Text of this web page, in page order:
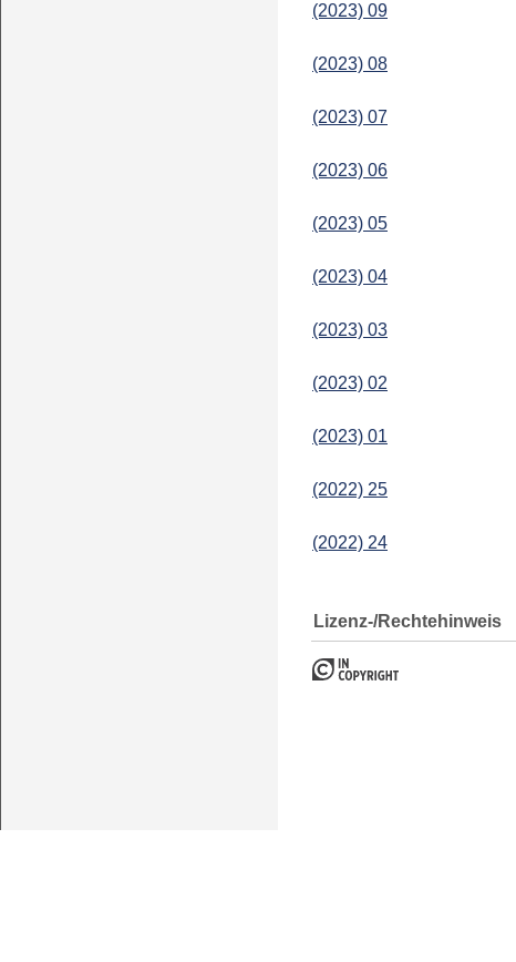
(2023) 09
(2023) 08
(2023) 07
(2023) 06
(2023) 05
(2023) 04
(2023) 03
(2023) 02
(2023) 01
(2022) 25
(2022) 24
Lizenz-/Rechtehinweis